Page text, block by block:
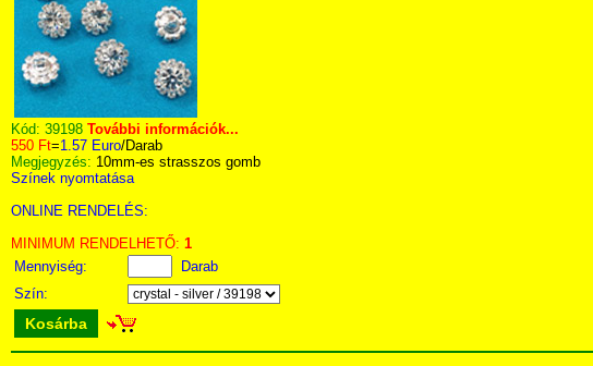
Kód: 39198 További információk...
550 Ft=1.57 Euro/Darab
Megjegyzés: 10mm-es strasszos gomb
Színek nyomtatása
ONLINE RENDELÉS:
MINIMUM RENDELHETŐ: 1
Mennyiség:
Darab
Szín:
Kosárba